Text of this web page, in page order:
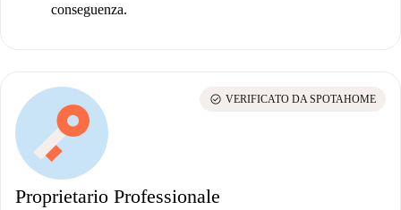
conseguenza.
Proprietario Professionale
check_circle VERIFICATO DA SPOTAHOME